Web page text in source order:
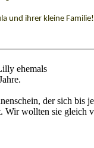
und ihrer kleine Familie!
ehemals
der sich bis
Wir wollten sie gleich